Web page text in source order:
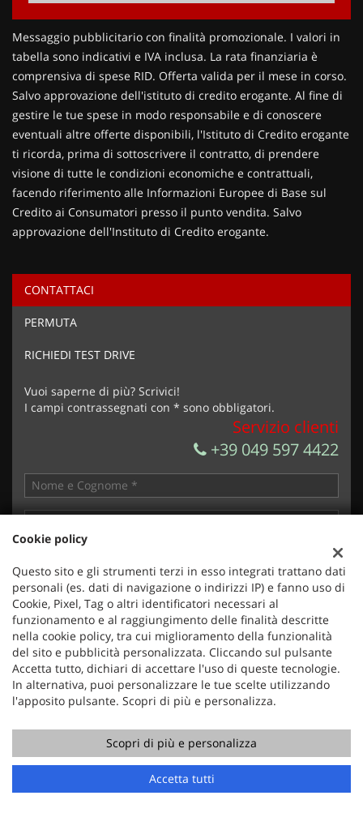
Contattaci
Ho letto e accettol'informativa privacy*
Acconsento al trattamento dei miei dati per finalità di
Invia la tua richiesta
Messaggio pubblicitario con finalità promozionale. I valori in
tabella sono indicativi e IVA inclusa. La rata finanziaria è
comprensiva di spese RID. Offerta valida per il mese in corso.
Salvo approvazione dell'istituto di credito erogante. Al fine di
gestire le tue spese in modo responsabile e di conoscere
eventuali altre offerte disponibili, l'Istituto di Credito erogante
ti ricorda, prima di sottoscrivere il contratto, di prendere
visione di tutte le condizioni economiche e contrattuali,
facendo riferimento alle Informazioni Europee di Base sul
Credito ai Consumatori presso il punto vendita. Salvo
approvazione dell'Instituto di Credito erogante.
CONTATTACI
PERMUTA
RICHIEDI TEST DRIVE
Vuoi saperne di più? Scrivici!
I campi contrassegnati con * sono obbligatori.
Servizio clienti
+39 049 597 4422
Ho letto e accettol'informativa privacy*
Cookie policy
Questo sito e gli strumenti terzi in esso integrati trattano dati
personali (es. dati di navigazione o indirizzi IP) e fanno uso di
Cookie, Pixel, Tag o altri identificatori necessari al
funzionamento e al raggiungimento delle finalità descritte
nella cookie policy, tra cui miglioramento della funzionalità
del sito e pubblicità personalizzata. Cliccando sul pulsante
Accetta tutto, dichiari di accettare l'uso di queste tecnologie.
In alternativa, puoi personalizzare le tue scelte utilizzando
l'apposito pulsante. Scopri di più e personalizza.
Scopri di più e personalizza
Accetta tutti